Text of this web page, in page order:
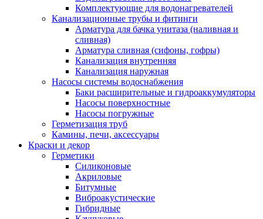
Комплектующие для водонагревателей
Канализационные трубы и фитинги
Арматура для бачка унитаза (наливная и
сливная)
Арматура сливная (сифоны, гофры)
Канализация внутренняя
Канализация наружная
Насосы системы водоснабжения
Баки расширительные и гидроаккумуляторы
Насосы поверхностные
Насосы погружные
Герметизация труб
Камины, печи, аксессуары
Краски и декор
Герметики
Силиконовые
Акриловые
Битумные
Виброакустические
Гибридные